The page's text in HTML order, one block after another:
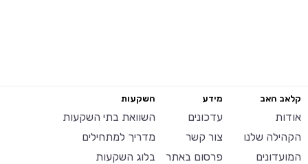
קלאב האב
אודות
הקהילה שלנו
המועדונים
מידע
עדכונים
צור קשר
פרסום באתר
השקעות
השוואת בתי השקעות
מדריך למתחילים
בלוג השקעות